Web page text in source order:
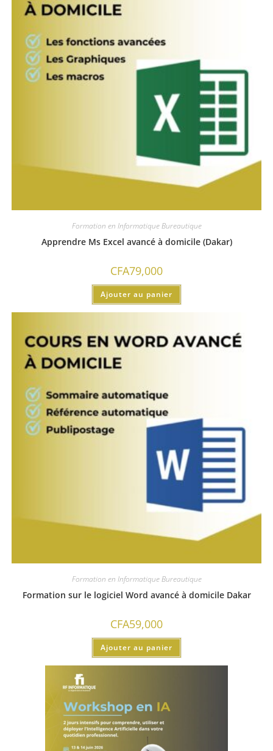
Formation en Informatique Bureautique
Apprendre Ms Excel avancé à domicile (Dakar)
CFA79,000
Ajouter au panier
Formation en Informatique Bureautique
Formation sur le logiciel Word avancé à domicile Dakar
CFA59,000
Ajouter au panier